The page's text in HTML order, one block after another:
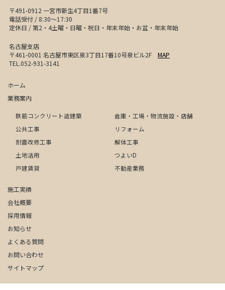
〒491-0912 一宮市新生4丁目1番7号
電話受付 / 8:30〜17:30
定休日 / 第2・4土曜・日曜・祝日・年末年始・お盆・年末年始
名古屋支店
〒461-0001 名古屋市東区泉3丁目17番10号泉ビル2F MAP
TEL.052-931-3141
ホーム
業務案内
鉄筋コンクリート造建築
倉庫・工場・物流施設・店舗
公共工事
リフォーム
耐震改修工事
解体工事
土地活用
つよいD
戸建賃貸
不動産業務
施工実績
会社概要
採用情報
お知らせ
よくある質問
お問い合わせ
サイトマップ